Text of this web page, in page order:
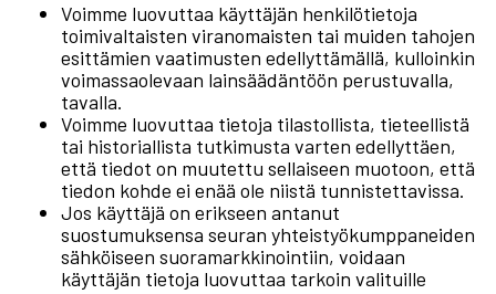
Voimme luovuttaa käyttäjän henkilötietoja
toimivaltaisten viranomaisten tai muiden tahojen
esittämien vaatimusten edellyttämällä, kulloinkin
voimassaolevaan lainsäädäntöön perustuvalla,
tavalla.
Voimme luovuttaa tietoja tilastollista, tieteellistä
tai historiallista tutkimusta varten edellyttäen,
että tiedot on muutettu sellaiseen muotoon, että
tiedon kohde ei enää ole niistä tunnistettavissa.
Jos käyttäjä on erikseen antanut
suostumuksensa seuran yhteistyökumppaneiden
sähköiseen suoramarkkinointiin, voidaan
käyttäjän tietoja luovuttaa tarkoin valituille